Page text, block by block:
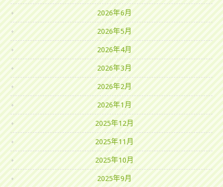
2026年6月
2026年5月
2026年4月
2026年3月
2026年2月
2026年1月
2025年12月
2025年11月
2025年10月
2025年9月